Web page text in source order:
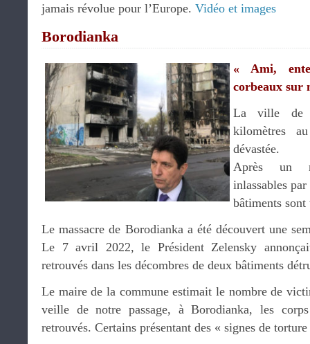
jamais révolue pour l’Europe. Vidéo et images
Borodianka
« Ami,
corbeaux sur
La ville de
kilomètres
dévastée.
Après un
inlassables
bâtiments sont
Le massacre de Borodianka a été découvert une
Le 7 avril 2022, le Président Zelensky
retrouvés dans les décombres de deux bâtiments
Le maire de la commune estimait le nombre de
veille de notre passage, à Borodianka, les
retrouvés. Certains présentant des « signes de